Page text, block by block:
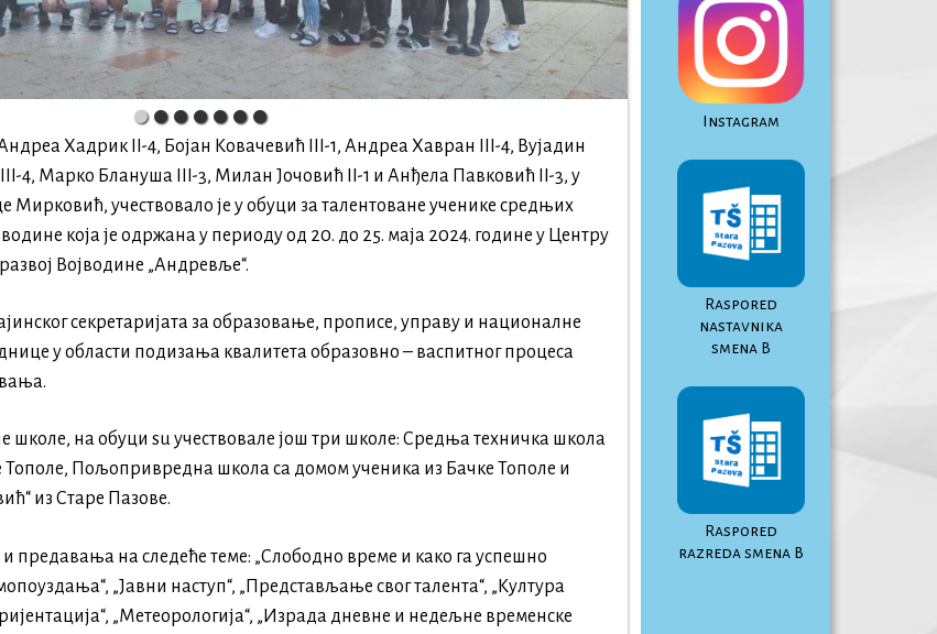
Хадрик II-4, Бојан Ковачевић III-1, Андреа Хавран III-4, Вујадин
4, Марко Блануша III-3, Милан Јочовић II-1 и Анђела Павковић II-3, у
учествовало је у обуци за талентоване ученике средњих
која је одржана у периоду од 20. до 25. маја 2024. године у Центру
Војводине „Андревље“.
секретаријата за образовање, прописе, управу и националне
у области подизања квалитета образовно – васпитног процеса
школе, на обуци su учествовалe још три школе: Средња техничка школа
Тополе, Пољопривредна школа са домом ученика из Бачке Тополе и
из Старе Пазове.
предавања на следеће теме: „Слободно време и како га успешно
„Јавни наступ“, „Представљање свог талента“, „Култура
„Метеорологија“, „Израда дневне и недељне временске
Instagram
Raspored
nastavnika
smena B
Raspored
razreda smena B